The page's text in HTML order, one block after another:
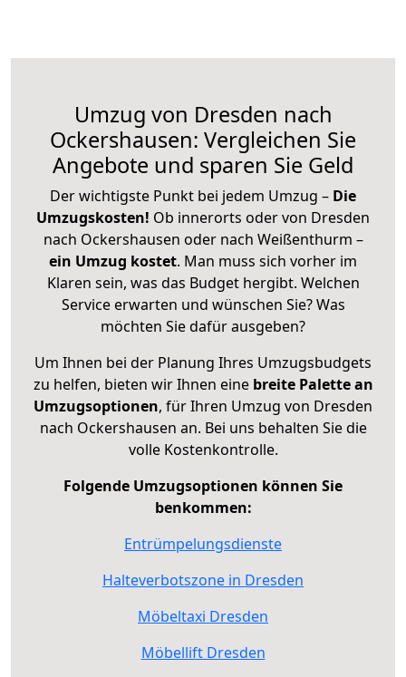
Umzug von Dresden nach
Ockershausen: Vergleichen Sie
Angebote und sparen Sie Geld
Der wichtigste Punkt bei jedem Umzug – Die
Umzugskosten! Ob innerorts oder von Dresden
nach Ockershausen oder nach Weißenthurm –
ein Umzug kostet. Man muss sich vorher im
Klaren sein, was das Budget hergibt. Welchen
Service erwarten und wünschen Sie? Was
möchten Sie dafür ausgeben?
Um Ihnen bei der Planung Ihres Umzugsbudgets
zu helfen, bieten wir Ihnen eine breite Palette an
Umzugsoptionen, für Ihren Umzug von Dresden
nach Ockershausen an. Bei uns behalten Sie die
volle Kostenkontrolle.
Folgende Umzugsoptionen können Sie
benkommen:
Entrümpelungsdienste
Halteverbotszone in Dresden
Möbeltaxi Dresden
Möbellift Dresden